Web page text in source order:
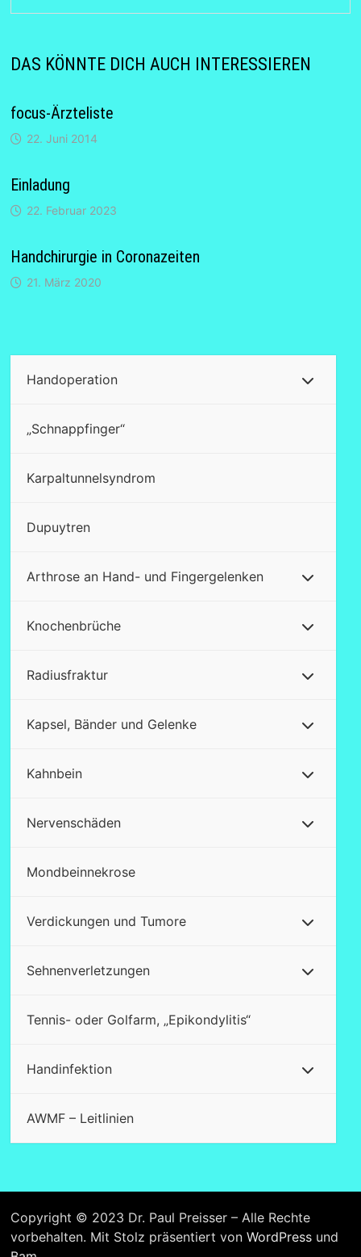
DAS KÖNNTE DICH AUCH INTERESSIEREN
focus-Ärzteliste
22. Juni 2014
Einladung
22. Februar 2023
Handchirurgie in Coronazeiten
21. März 2020
Handoperation
„Schnappfinger“
Karpaltunnelsyndrom
Dupuytren
Arthrose an Hand- und Fingergelenken
Knochenbrüche
Radiusfraktur
Kapsel, Bänder und Gelenke
Kahnbein
Nervenschäden
Mondbeinnekrose
Verdickungen und Tumore
Sehnenverletzungen
Tennis- oder Golfarm, „Epikondylitis“
Handinfektion
AWMF – Leitlinien
Copyright © 2023 Dr. Paul Preisser – Alle Rechte
vorbehalten. Mit Stolz präsentiert von WordPressund